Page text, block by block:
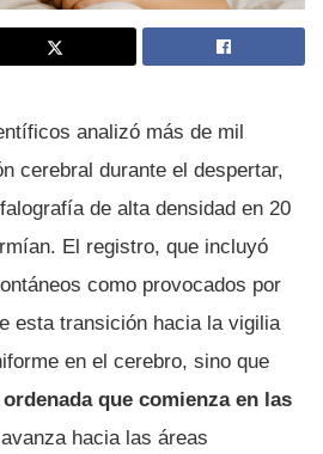
analizó más de mil
cerebral durante el despertar,
de alta densidad en 20
El registro, que incluyó
como provocados por
esta transición hacia la vigilia
en el cerebro, sino que
que comienza en las
hacia las áreas